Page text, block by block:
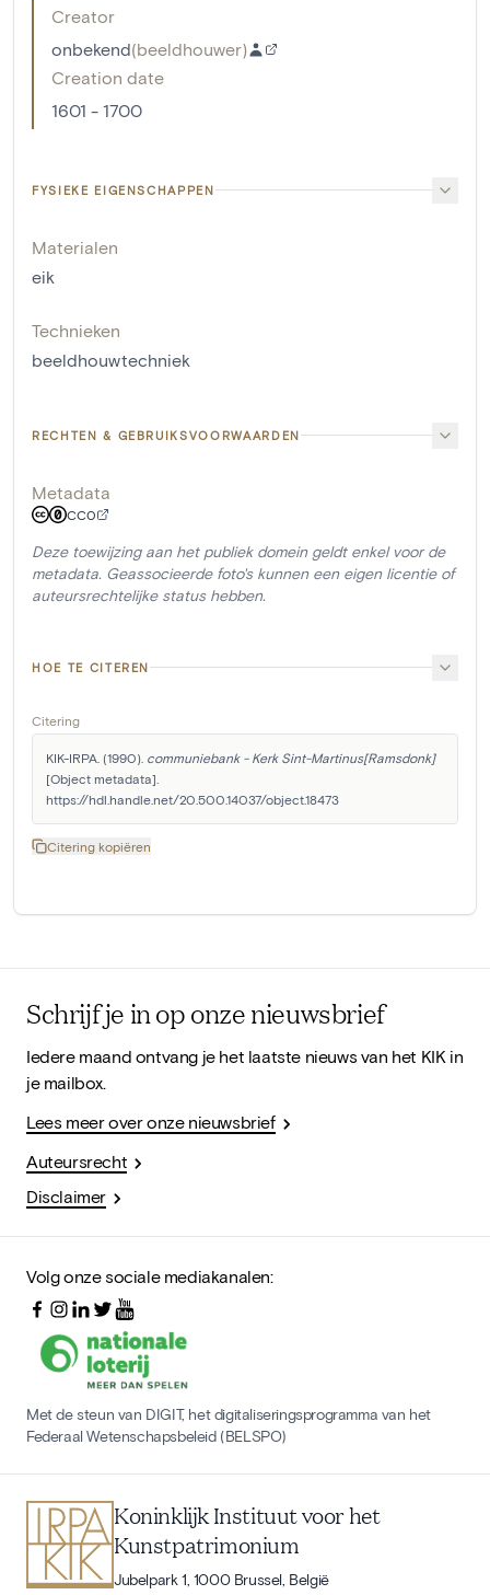
Creator
onbekend(beeldhouwer)
Creation date
1601 - 1700
FYSIEKE EIGENSCHAPPEN
Materialen
eik
Technieken
beeldhouwtechniek
RECHTEN & GEBRUIKSVOORWAARDEN
Metadata
CC0
Deze toewijzing aan het publiek domein geldt enkel voor de
metadata. Geassocieerde foto's kunnen een eigen licentie of
auteursrechtelijke status hebben.
HOE TE CITEREN
Citering
KIK-IRPA. (1990). communiebank - Kerk Sint-Martinus[Ramsdonk]
[Object metadata].
https://hdl.handle.net/20.500.14037/object.18473
Citering kopiëren
Schrijf je in op onze nieuwsbrief
Iedere maand ontvang je het laatste nieuws van het KIK in
je mailbox.
Lees meer over onze nieuwsbrief
Auteursrecht
Disclaimer
Volg onze sociale mediakanalen:
Met de steun van DIGIT, het digitaliseringsprogramma van het
Federaal Wetenschapsbeleid (BELSPO)
Koninklijk Instituut voor het
Kunstpatrimonium
Jubelpark 1, 1000 Brussel, België